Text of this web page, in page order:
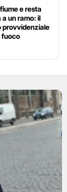
e resta
un ramo: il
provvidenziale
fuoco